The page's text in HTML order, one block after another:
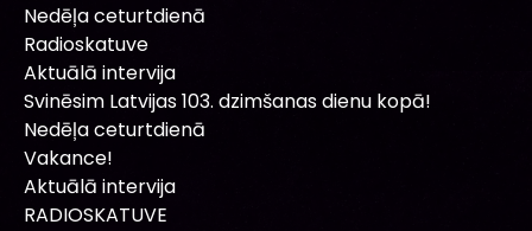
Nedēļa ceturtdienā
Radioskatuve
Aktuālā intervija
Svinēsim Latvijas 103. dzimšanas dienu kopā!
Nedēļa ceturtdienā
Vakance!
Aktuālā intervija
RADIOSKATUVE